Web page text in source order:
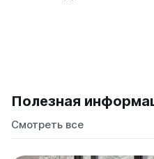
Полезная
Смотреть все